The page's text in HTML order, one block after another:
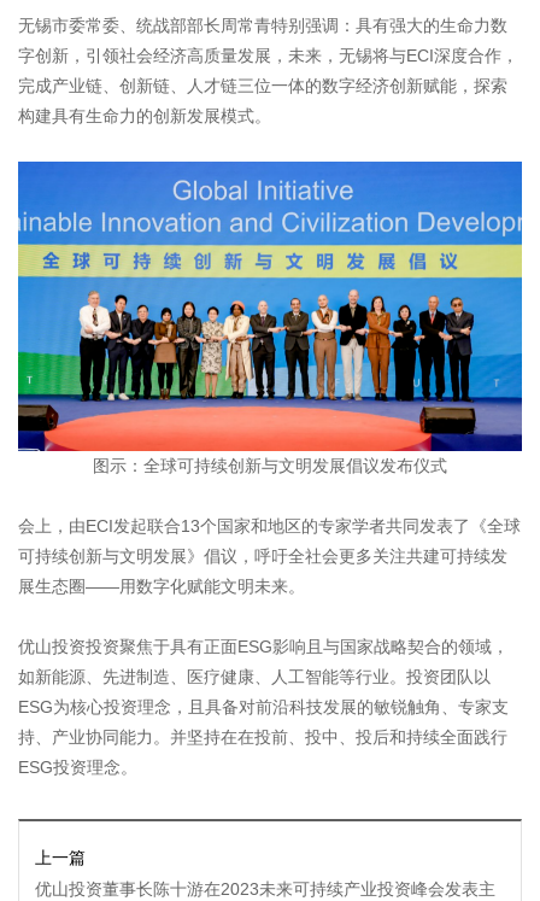
无锡市委常委、统战部部长周常青特别强调：具有强大的生命力数
字创新，引领社会经济高质量发展，未来，无锡将与ECI深度合作，
完成产业链、创新链、人才链三位一体的数字经济创新赋能，探索
构建具有生命力的创新发展模式。
图示：全球可持续创新与文明发展倡议发布仪式
会上，由ECI发起联合13个国家和地区的专家学者共同发表了《全球
可持续创新与文明发展》倡议，呼吁全社会更多关注共建可持续发
展生态圈——用数字化赋能文明未来。
优山投资投资聚焦于具有正面ESG影响且与国家战略契合的领域，
如新能源、先进制造、医疗健康、人工智能等行业。投资团队以
ESG为核心投资理念，且具备对前沿科技发展的敏锐触角、专家支
持、产业协同能力。并坚持在在投前、投中、投后和持续全面践行
ESG投资理念。
上一篇
优山投资董事长陈十游在2023未来可持续产业投资峰会发表主